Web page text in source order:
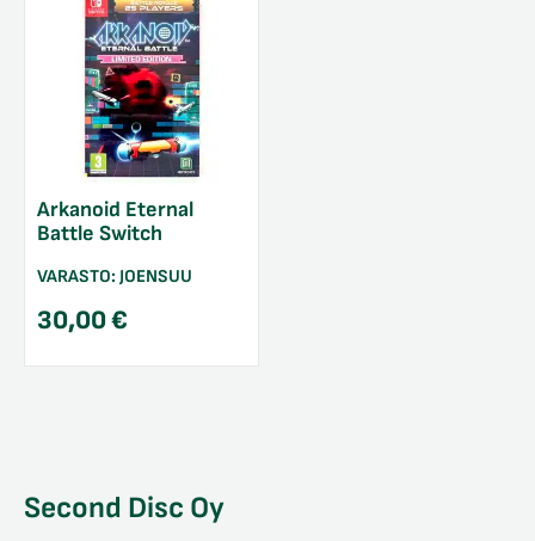
Arkanoid Eternal
Battle Switch
VARASTO: JOENSUU
30,00€
Second Disc Oy